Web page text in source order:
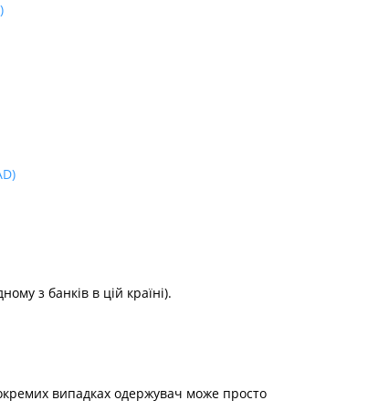
з банків в цій країні).
випадках одержувач може просто